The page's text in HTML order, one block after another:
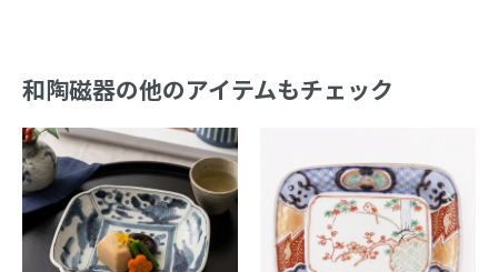
和陶磁器の他のアイテムもチェック